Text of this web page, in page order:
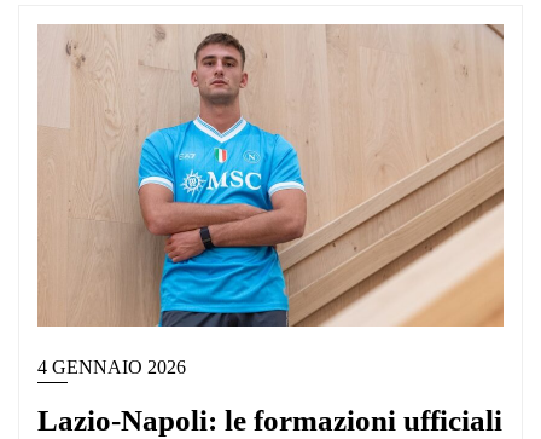
4 GENNAIO 2026
Lazio-Napoli: le formazioni ufficiali